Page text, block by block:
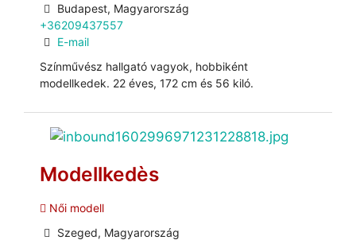
Budapest, Magyarország
+36209437557
E-mail
Színművész hallgató vagyok, hobbiként
modellkedek. 22 éves, 172 cm és 56 kiló.
Modellkedès
Női modell
Szeged, Magyarország